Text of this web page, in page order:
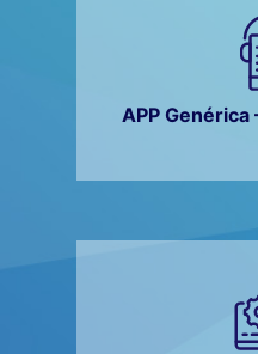
APP Genérica